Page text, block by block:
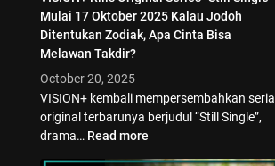
Mulai 17 Oktober 2025 Kalau Jodoh
Ditentukan Zodiak, Apa Cinta Bisa
Melawan Takdir?
October 20, 2025
VISION+ kembali mempersembahkan serial
original terbarunya berjudul “Still Single”,
drama… Read more